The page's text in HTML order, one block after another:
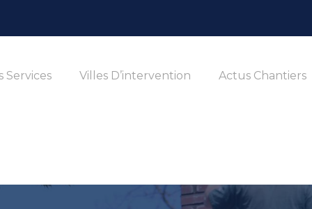
Services Villes D’intervention Actus Chantiers